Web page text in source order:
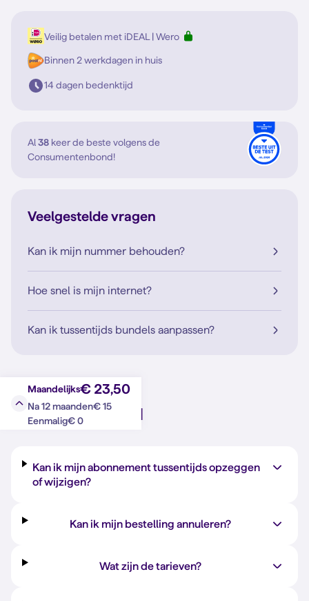
Veilig betalen met iDEAL | Wero
Binnen 2 werkdagen in huis
14 dagen bedenktijd
Al38 keer de beste volgens de
Consumentenbond!
Veelgestelde vragen
Kan ik mijn nummer behouden?
Hoe snel is mijn internet?
Kan ik tussentijds bundels aanpassen?
Maandelijks€ 23,50
Na 12 maanden€ 15
Eenmalig€ 0
Vraag?Antwoord
Kan ik mijn abonnement tussentijds opzeggen
of wijzigen?
Kan ik mijn bestelling annuleren?
Wat zijn de tarieven?